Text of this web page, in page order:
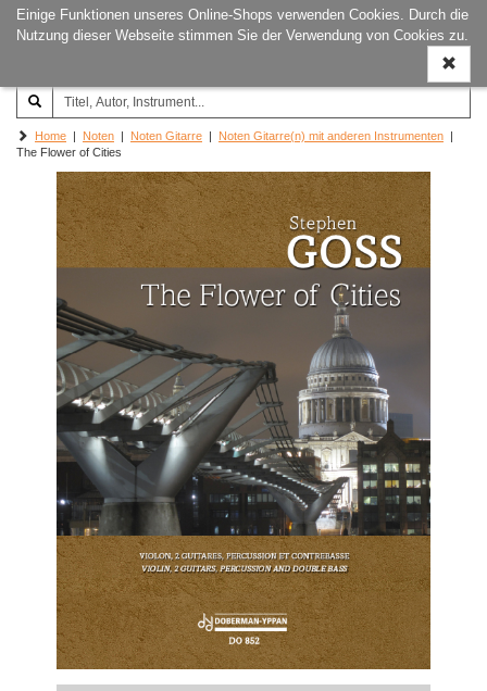
Einige Funktionen unseres Online-Shops verwenden Cookies. Durch die
Nutzung dieser Webseite stimmen Sie der Verwendung von Cookies zu.
ein-/
Joachim‐Trekel‐Musikverlag,
Hamburg
Home | Noten | Noten Gitarre | Noten Gitarre(n) mit anderen Instrumenten |
The Flower of Cities